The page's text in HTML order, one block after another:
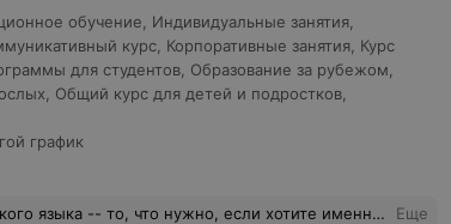
обучение Индивидуальные занятия
курс Корпоративные занятия Курс
для студентов Образование за рубежом
Общий курс для детей и подростков
график
языком настолько значительный, что рассчитываю заниматься еще. Маленькие группы, удобное для работающих людей расписание, много учебных материалов и высококвалифицированный преподаватель. Довольна. Рекомендую. Еще